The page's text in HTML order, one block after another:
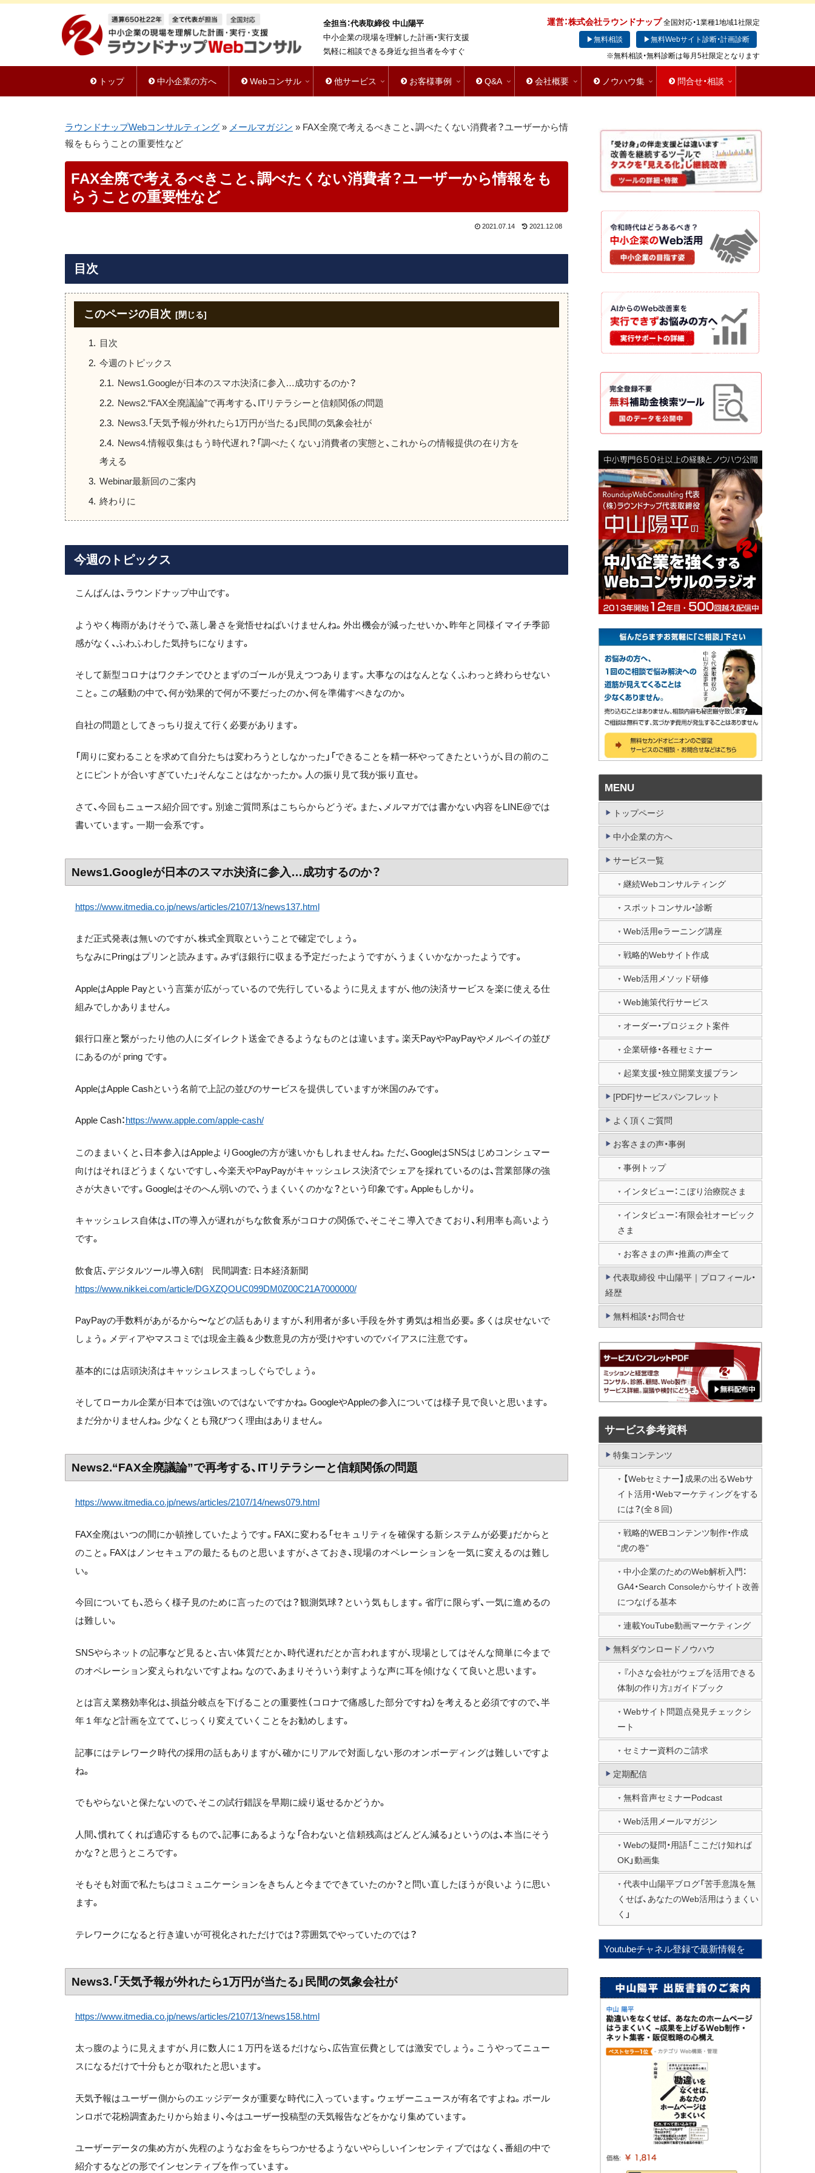
全担当：代表取締役 中山陽平
中小企業の現場を理解した計画・実行支援
気軽に相談できる身近な担当者を今すぐ
運営：株式会社ラウンドナップ 全国対応・1業種1地域1社限定
▶無料相談
▶無料Webサイト診断・計画診断
※無料相談・無料診断は毎月5社限定となります
トップ 中小企業の方へ Webコンサル 他サービス お客様事例 Q&A 会社概要 ノウハウ集 問合せ・相談
ラウンドナップWebコンサルティング » メールマガジン » FAX全廃で考えるべきこと、調べたくない消費者？ユーザーから情
報をもらうことの重要性など
FAX全廃で考えるべきこと、調べたくない消費者？ユーザーから情報をも
らうことの重要性など
2021.07.14 2021.12.08
目次
このページの目次
目次
今週のトピックス
News1.Googleが日本のスマホ決済に参入…成功するのか？
News2.“FAX全廃議論”で再考する、ITリテラシーと信頼関係の問題
News3.「天気予報が外れたら1万円が当たる」民間の気象会社が
News4.情報収集はもう時代遅れ？「調べたくない」消費者の実態と、これからの情報提供の在り方を
考える
Webinar最新回のご案内
終わりに
今週のトピックス
こんばんは、ラウンドナップ中山です。
ようやく梅雨があけそうで、蒸し暑さを覚悟せねばいけませんね。外出機会が減ったせいか、昨年と同様イマイチ季節
感がなく、ふわふわした気持ちになります。
そして新型コロナはワクチンでひとまずのゴールが見えつつあります。大事なのはなんとなくふわっと終わらせない
こと。この騒動の中で、何が効果的で何が不要だったのか、何を準備すべきなのか。
自社の問題としてきっちり捉えて行く必要があります。
「周りに変わることを求めて自分たちは変わろうとしなかった」「できることを精一杯やってきたというが、目の前のこ
とにピントが合いすぎていた」そんなことはなかったか。人の振り見て我が振り直せ。
さて、今回もニュース紹介回です。別途ご質問系はこちらからどうぞ。また、メルマガでは書かない内容をLINE@では
書いています。一期一会系です。
News1.Googleが日本のスマホ決済に参入…成功するのか？
https://www.itmedia.co.jp/news/articles/2107/13/news137.html
まだ正式発表は無いのですが、株式全買取ということで確定でしょう。
ちなみにPringはプリンと読みます。みずほ銀行に収まる予定だったようですが、うまくいかなかったようです。
AppleはApple Payという言葉が広がっているので先行しているように見えますが、他の決済サービスを楽に使える仕
組みでしかありません。
銀行口座と繋がったり他の人にダイレクト送金できるようなものとは違います。楽天PayやPayPayやメルペイの並び
にあるのが pring です。
AppleはApple Cashという名前で上記の並びのサービスを提供していますが米国のみです。
Apple Cash：https://www.apple.com/apple-cash/
このままいくと、日本参入はAppleよりGoogleの方が速いかもしれませんね。ただ、GoogleはSNSはじめコンシュマー
向けはそれほどうまくないですし、今楽天やPayPayがキャッシュレス決済でシェアを採れているのは、営業部隊の強
さが大きいです。Googleはそのへん弱いので、うまくいくのかな？という印象です。Appleもしかり。
キャッシュレス自体は、ITの導入が遅れがちな飲食系がコロナの関係で、そこそこ導入できており、利用率も高いよう
です。
飲食店、デジタルツール導入6割 民間調査: 日本経済新聞
https://www.nikkei.com/article/DGXZQOUC099DM0Z00C21A7000000/
PayPayの手数料があがるから〜などの話もありますが、利用者が多い手段を外す勇気は相当必要。多くは戻せないで
しょう。メディアやマスコミでは現金主義＆少数意見の方が受けやすいのでバイアスに注意です。
基本的には店頭決済はキャッシュレスまっしぐらでしょう。
そしてローカル企業が日本では強いのではないですかね。GoogleやAppleの参入については様子見で良いと思います。
まだ分かりませんね。少なくとも飛びつく理由はありません。
News2.“FAX全廃議論”で再考する、ITリテラシーと信頼関係の問題
https://www.itmedia.co.jp/news/articles/2107/14/news079.html
FAX全廃はいつの間にか頓挫していたようです。FAXに変わる「セキュリティを確保する新システムが必要」だからと
のこと。FAXはノンセキュアの最たるものと思いますが、さておき、現場のオペレーションを一気に変えるのは難し
い。
今回についても、恐らく様子見のために言ったのでは？観測気球？という気もします。省庁に限らず、一気に進めるの
は難しい。
SNSやらネットの記事など見ると、古い体質だとか、時代遅れだとか言われますが、現場としてはそんな簡単に今まで
のオペレーション変えられないですよね。なので、あまりそういう刺すような声に耳を傾けなくて良いと思います。
とは言え業務効率化は、損益分岐点を下げることの重要性（コロナで痛感した部分ですね）を考えると必須ですので、半
年１年など計画を立てて、じっくり変えていくことをお勧めします。
記事にはテレワーク時代の採用の話もありますが、確かにリアルで対面しない形のオンボーディングは難しいですよ
ね。
でもやらないと保たないので、そこの試行錯誤を早期に繰り返せるかどうか。
人間、慣れてくれば適応するもので、記事にあるような「合わないと信頼残高はどんどん減る」というのは、本当にそう
かな？と思うところです。
そもそも対面で私たちはコミュニケーションをきちんと今までできていたのか？と問い直したほうが良いように思い
ます。
テレワークになると行き違いが可視化されただけでは？雰囲気でやっていたのでは？
News3.「天気予報が外れたら1万円が当たる」民間の気象会社が
https://www.itmedia.co.jp/news/articles/2107/13/news158.html
太っ腹のように見えますが、月に数人に１万円を送るだけなら、広告宣伝費としては激安でしょう。こうやってニュー
スになるだけで十分もとが取れたと思います。
天気予報はユーザー側からのエッジデータが重要な時代に入っています。ウェザーニュースが有名ですよね。ポール
ンロボで花粉調査あたりから始まり、今はユーザー投稿型の天気報告などをかなり集めています。
ユーザーデータの集め方が、先程のようなお金をちらつかせるようないやらしいインセンティブではなく、番組の中で
紹介するなどの形でインセンティブを作っています。
MENU
トップページ
中小企業の方へ
サービス一覧
継続Webコンサルティング
スポットコンサル・診断
Web活用eラーニング講座
戦略的Webサイト作成
Web活用メソッド研修
Web施策代行サービス
オーダー・プロジェクト案件
企業研修・各種セミナー
起業支援・独立開業支援プラン
[PDF]サービスパンフレット
よく頂くご質問
お客さまの声・事例
事例トップ
インタビュー：こぼり治療院さま
インタビュー：有限会社オービック
さま
お客さまの声・推薦の声全て
代表取締役 中山陽平｜プロフィール・
経歴
無料相談・お問合せ
サービス参考資料
特集コンテンツ
【Webセミナー】成果の出るWebサ
イト活用・Webマーケティングをする
には？(全８回)
戦略的WEBコンテンツ制作・作成
“虎の巻”
中小企業のためのWeb解析入門：
GA4・Search Consoleからサイト改善
につなげる基本
連載YouTube動画マーケティング
無料ダウンロードノウハウ
『小さな会社がウェブを活用できる
体制の作り方』ガイドブック
Webサイト問題点発見チェックシ
ート
セミナー資料のご請求
定期配信
無料音声セミナーPodcast
Web活用メールマガジン
Webの疑問・用語「ここだけ知れば
OK」動画集
代表中山陽平ブログ「苦手意識を無
くせば、あなたのWeb活用はうまくい
く」
Youtubeチャネル登録で最新情報を